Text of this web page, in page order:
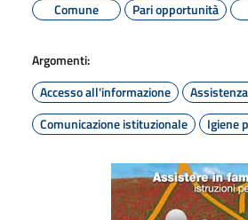
Comune
Pari opportunità
Argomenti:
Accesso all'informazione
Comunicazione istituzionale
Igiene